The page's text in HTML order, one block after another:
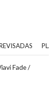
Fade /